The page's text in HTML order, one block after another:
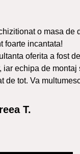
o masa de
foarte incantata!
oferita a fost
iar echipa de montaj
de tot. Va
T.